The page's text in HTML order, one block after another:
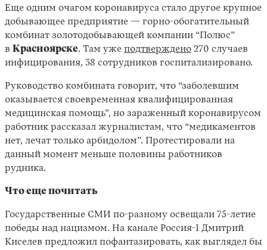
Еще одним очагом коронавируса стало другое крупное
добывающее предприятие — горно-обогатительный
комбинат золотодобывающей компании “Полюс”
в Красноярске. Там уже подтверждено 270 случаев
инфицирования, 38 сотрудников госпитализировано.
Руководство комбината говорит, что “заболевшим
оказывается своевременная квалифицированная
медицинская помощь”, но зараженный коронавирусом
работник рассказал журналистам, что “медикаментов
нет, лечат только арбидолом”. Протестировали на
данный момент меньше половины работников
рудника.
Что еще почитать
Государственные СМИ по-разному освещали 75-летие
победы над нацизмом. На канале Россия-1 Дмитрий
Киселев предложил пофантазировать, как выглядел бы